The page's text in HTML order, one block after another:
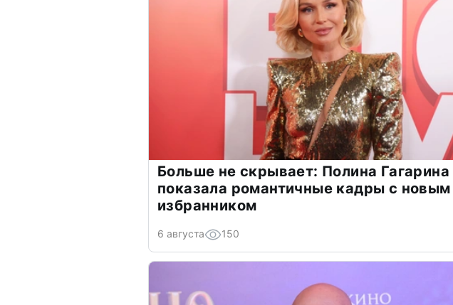
Больше не скрывает: Полина Гагарина
показала романтичные кадры с новым
избранником
6 августа 150